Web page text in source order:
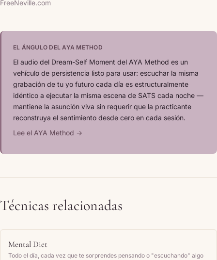
FreeNeville.com
EL ÁNGULO DEL AYA METHOD
El audio del Dream-Self Moment del AYA Method es un
vehículo de persistencia listo para usar: escuchar la misma
grabación de tu yo futuro cada día es estructuralmente
idéntico a ejecutar la misma escena de SATS cada noche —
mantiene la asunción viva sin requerir que la practicante
reconstruya el sentimiento desde cero en cada sesión.
Lee el AYA Method →
Técnicas relacionadas
Mental Diet
Todo el día, cada vez que te sorprendes pensando o "escuchando" algo